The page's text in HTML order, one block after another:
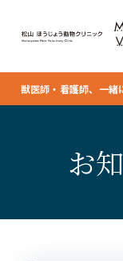
獣医師・看護師、一緒
お